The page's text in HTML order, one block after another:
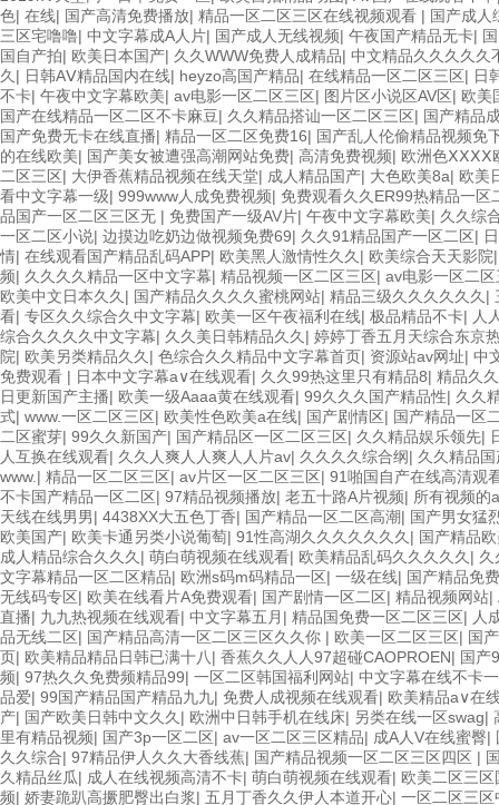
色| 在线| 国产高清免费播放| 精品一区二区三区在线视频观看 | 国产成人
三区宅噜噜| 中文字幕成A人片| 国产成人无线视频| 午夜国产精品无卡|
国自产拍| 欧美日本国产| 久久WWW免费人成精品| 中文精品久久久久久
久 | 日韩AⅤ精品国内在线| heyzo高国产精品| 在线精品一区二区三区| 日
不卡| 午夜中文字幕欧美| av电影一区二区三区| 图片区小说区AV区| 欧美
国产在线精品一区二区不卡麻豆| 久久精品搭讪一区二区三区| 国产精品
国产免费无卡在线直播| 精品一区二区免费16| 国产乱人伦偷精品视频免
的在线欧美| 国产美女被遭强高潮网站免费| 高清免费视频| 欧洲色ⅩⅩⅩⅩ
二区三区| 大伊香蕉精品视频在线天堂| 成人精品国产| 大色欧美8a| 欧美
看中文字幕一级| 999www人成免费视频| 免费观看久久ER99热精品一区
品国产一区二区三区无 | 免费国产一级AV片| 午夜中文字幕欧美| 久久综
一区二区小说| 边摸边吃奶边做视频免费69| 久久91精品国产一区二区|
情| 在线观看国产精品乱码APP| 欧美黑人激情性久久 | 欧美综合天天影院
频| 久久久久精品一区中文字幕| 精品视频一区二区三区| av电影一区二区
欧美中文日本久久 | 国产精品久久久久蜜桃网站| 精品三级久久久久久久 |
看| 专区久久综合久中文字幕| 欧美一区午夜福利在线| 极品精品不卡| 人
综合久久久久中文字幕| 久久美日韩精品久久 | 婷婷丁香五月天综合东京
院| 欧美另类精品久久 | 色综合久久精品中文字幕首页| 资源站av网址| 中
免费观看 | 日本中文字幕a∨在线观看| 久久99热这里只有精品8| 精品久
日更新国产主播| 欧美一级Aaaa黄在线观看| 99久久久国产精品性| 久久
式| www.一区二区三区| 欧美性色欧美a在线| 国产剧情区| 国产精品一区
二区蜜芽| 99久久新国产| 国产精品区一区二区三区| 久久精品娱乐领先|
人互换在线观看| 久久人爽人人爽人人片av| 久久久久综合纲| 久久精品
www. | 精品一区二区三区| av片区一区二区三区| 91啪国自产在线高清观
不卡国产精品一区二区| 97精品视频播放| 老五十路A片视频| 所有视频的
天线在线男男| 4438XX大五色丁香| 国产精品一区二区高潮| 国产男女猛
欧美国产| 欧美卡通另类小说葡萄| 91性高湖久久久久久久久 | 国产精品
成人精品综合久久久 | 萌白萌视频在线观看| 欧美精品乱码久久久久久 | 久
文字幕精品一区二区精品| 欧洲s码m码精品一区| 一级在线| 国产精品免
无线码专区| 欧美在线看片A免费观看| 国产剧情一区二区| 精品视频网站|
直播| 九九热视频在线观看| 中文字幕五月 | 精品国免费一区二区三区| 人
品无线二区| 国产精品高清一区二区三区久久你 | 欧美一区二区三区| 国
页| 欧美精品精品日韩已满十八| 香蕉久久人人97超碰CAOPROEN| 国产
频| 97热久久免费频精品99| 一区二区韩国福利网站| 中文字幕在线不卡
品爱| 99国产精品国产精品九九| 免费人成视频在线观看| 欧美精品a∨在
产| 国产欧美日韩中文久久 | 欧洲中日韩手机在线床| 另类在线一区swag|
里有精品视频| 国产3p一区二区| av一区二区三区精品| 成A人V在线蜜臀|
久久综合| 97精品伊人久久大香线蕉| 国产精品视频一区二区三区四区 |
久精品丝瓜| 成人在线视频高清不卡| 萌白萌视频在线观看| 欧美二区三区
频| 娇妻跪趴高撅肥臀出白浆| 五月丁香久久伊人本道开心| 一区二区三区